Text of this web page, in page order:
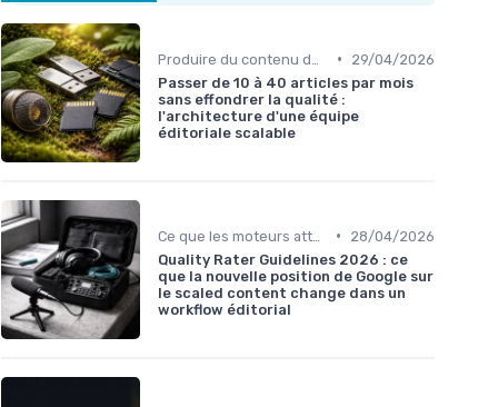
•
29/04/2026
Passer de 10 à 40 articles par mois
sans effondrer la qualité :
l'architecture d'une équipe
éditoriale scalable
•
28/04/2026
Quality Rater Guidelines 2026 : ce
que la nouvelle position de Google sur
le scaled content change dans un
workflow éditorial